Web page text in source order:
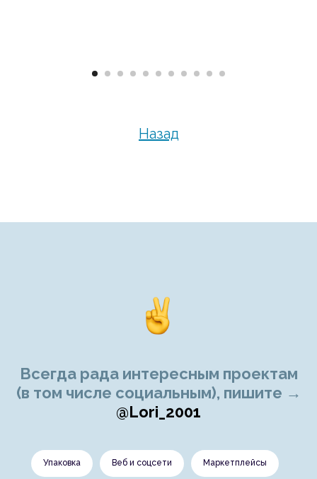
Назад
Всегда рада интересным проектам
(в том числе социальным), пишите →
@Lori_2001
Упаковка Веб и соцсети Маркетплейсы